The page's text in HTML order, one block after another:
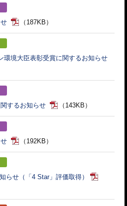
（187KB）
環境大臣表彰受賞に関するお知らせ
するお知らせ （143KB）
（192KB）
らせ（「4 Star」評価取得）